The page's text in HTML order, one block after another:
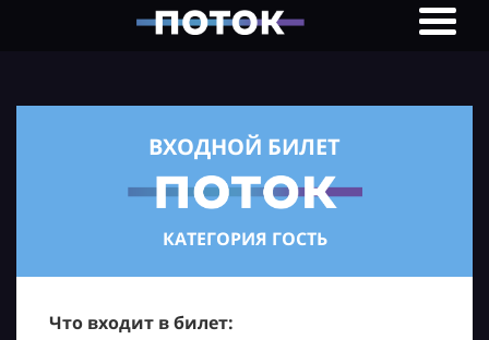
ВХОДНОЙ БИЛЕТ
КАТЕГОРИЯ ГОСТЬ
Что входит в билет: